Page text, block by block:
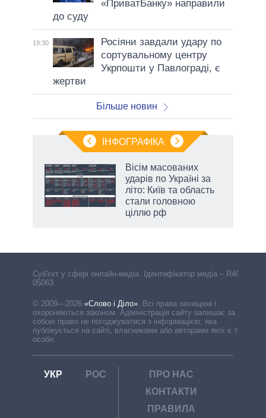
«ПриватБанку» направили
до суду
19:30
Росіяни завдали удару по
сортувальному центру
Укрпошти у Павлограді, є
жертви
Більше новин
ІНФОГРАФІКА
Вісім масованих
ударів по Україні за
літо: Київ та область
стали головною
ціллю рф
Cуб'єкт у сфері онлайн-медіа. Ідентифікатор медіа – R40-
05063
© 2009—2026 «Слово і Діло» Всі права захищені і
охороняються законом. Адміністрація сайту залишає за
собою право не погоджуватися з інформацією, яка
публікується на сайті, власниками або авторами якої є треті
особи.
УКР РОС
ПРО НАС
КОНТАКТИ
ПРАВИЛА